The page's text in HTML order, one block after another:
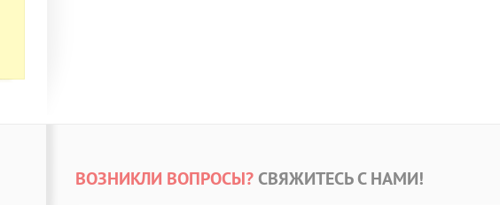
ВОЗНИКЛИ ВОПРОСЫ? СВЯЖИТЕСЬ С НАМИ!